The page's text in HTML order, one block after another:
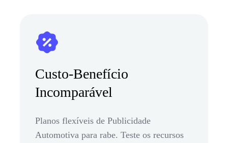
Custo-Benefício
Incomparável
Planos flexíveis de Publicidade
Automotiva para rabe. Teste os recursos